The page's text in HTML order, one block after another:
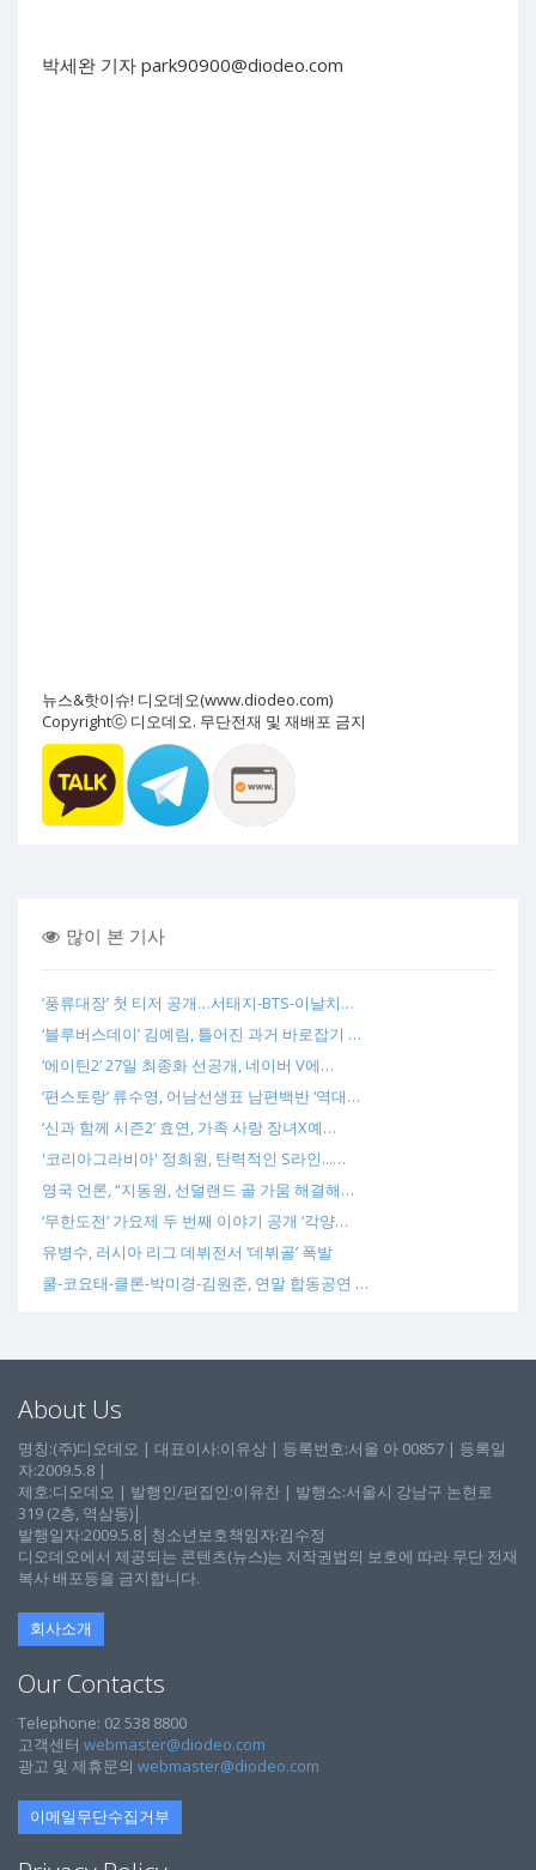
박세완 기자 park90900@diodeo.com
뉴스&핫이슈! 디오데오(www.diodeo.com)
Copyrightⓒ 디오데오. 무단전재 및 재배포 금지
많이 본 기사
‘풍류대장’ 첫 티저 공개…서태지-BTS-이날치…
‘블루버스데이’ 김예림, 틀어진 과거 바로잡기 …
‘에이틴2’ 27일 최종화 선공개, 네이버 V에…
‘편스토랑’ 류수영, 어남선생표 남편백반 ‘역대…
‘신과 함께 시즌2’ 효연, 가족 사랑 장녀X예…
'코리아그라비아' 정희원, 탄력적인 S라인...…
영국 언론, “지동원, 선덜랜드 골 가뭄 해결해…
‘무한도전’ 가요제 두 번째 이야기 공개 ‘각양…
유병수, 러시아 리그 데뷔전서 ‘데뷔골’ 폭발
쿨-코요태-클론-박미경-김원준, 연말 합동공연 …
About Us
명칭:(주)디오데오 | 대표이사:이유상 | 등록번호:서울 아 00857 | 등록일
자:2009.5.8 |
제호:디오데오 | 발행인/편집인:이유찬 | 발행소:서울시 강남구 논현로
319 (2층, 역삼동)│
발행일자:2009.5.8│청소년보호책임자:김수정
디오데오에서 제공되는 콘텐츠(뉴스)는 저작권법의 보호에 따라 무단 전재
복사 배포등을 금지합니다.
회사소개
Our Contacts
Telephone: 02 538 8800
고객센터 webmaster@diodeo.com
광고 및 제휴문의 webmaster@diodeo.com
이메일무단수집거부